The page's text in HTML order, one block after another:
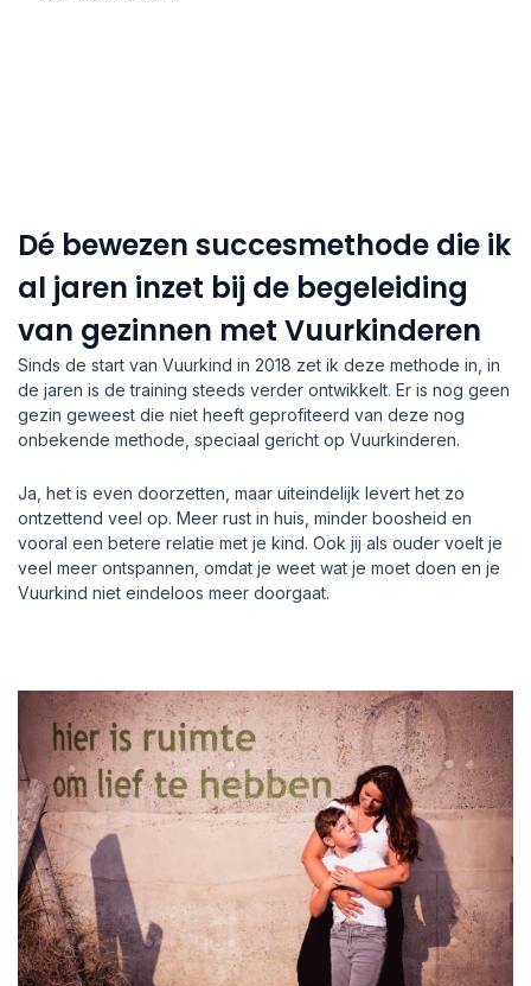
Dé bewezen succesmethode die ik
al jaren inzet bij de begeleiding
van gezinnen met Vuurkinderen
Sinds de start van Vuurkind in 2018 zet ik deze methode in, in
de jaren is de training steeds verder ontwikkelt. Er is nog geen
gezin geweest die niet heeft geprofiteerd van deze nog
onbekende methode, speciaal gericht op Vuurkinderen.
Ja, het is even doorzetten, maar uiteindelijk levert het zo
ontzettend veel op. Meer rust in huis, minder boosheid en
vooral een betere relatie met je kind. Ook jij als ouder voelt je
veel meer ontspannen, omdat je weet wat je moet doen en je
Vuurkind niet eindeloos meer doorgaat.